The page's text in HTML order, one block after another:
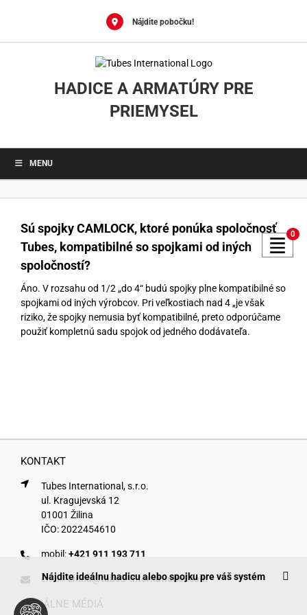
Nájdite pobočku!
HADICE A ARMATÚRY PRE
PRIEMYSEL
MENU
Sú spojky CAMLOCK, ktoré ponúka spoločnosť
Tubes, kompatibilné so spojkami od iných
spoločností?
Áno. V rozsahu od 1/2 „do 4“ budú spojky plne kompatibilné so
spojkami od iných výrobcov. Pri veľkostiach nad 4 „je však
riziko, že spojky nemusia byť kompatibilné, preto odporúčame
použiť kompletnú sadu spojok od jedného dodávateľa.
KONTAKT
Tubes International, s.r.o.
ul. Kragujevská 12
01001 Žilina
IČO: 2022454610
mobil:+421 911 193 711
email:zilina@tubes-international.com
SOCIÁLNE MÉDIÁ
Nájdite ideálnu hadicu alebo spojku pre váš systém
0